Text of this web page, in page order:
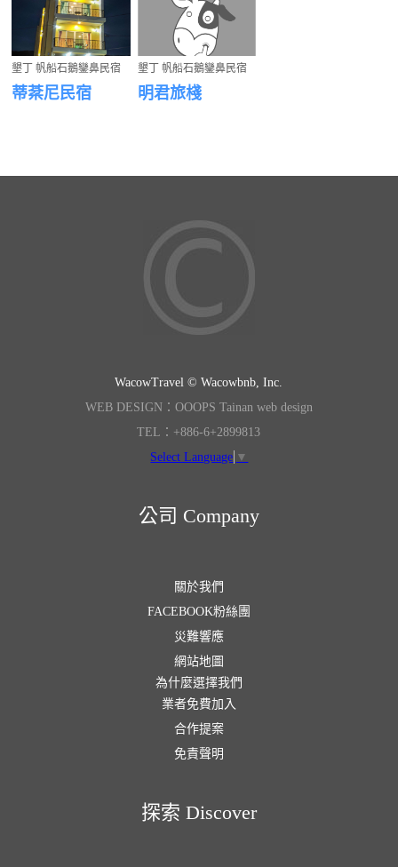
墾丁 帆船石鵝鑾鼻民宿
蒂棻尼民宿
墾丁 帆船石鵝鑾鼻民宿
明君旅棧
WacowTravel © Wacowbnb, Inc.
WEB DESIGN：OOOPS Tainan web design
TEL：+886-6+2899813
Select Language ▼
公司 Company
關於我們
FACEBOOK粉絲團
災難響應
網站地圖
為什麼選擇我們
業者免費加入
合作提案
免責聲明
探索 Discover